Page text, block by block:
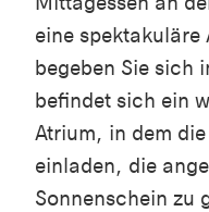
eine spektakuläre
begeben Sie sich
befindet sich ein
Atrium, in dem die
einladen, die
Sonnenschein zu